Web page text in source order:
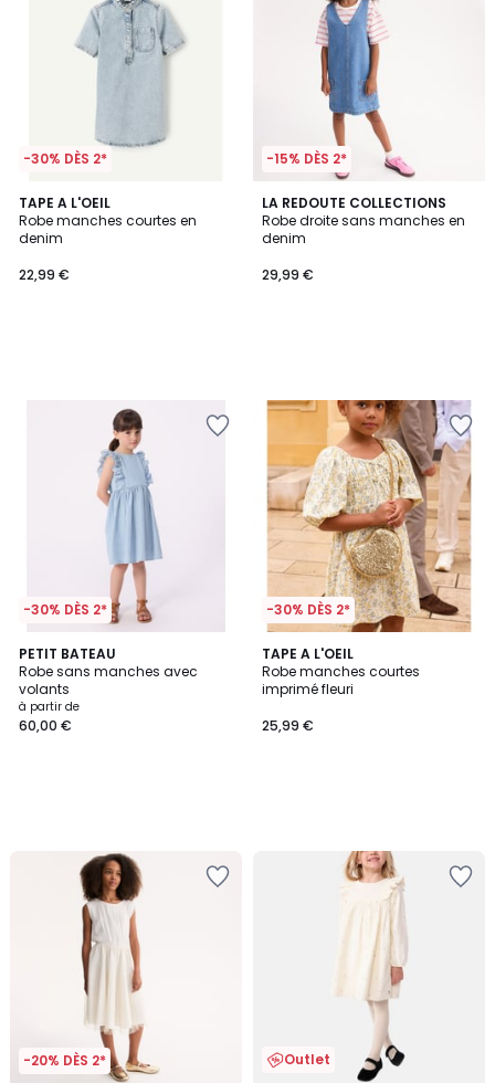
-30% DÈS 2*
TAPE A L'OEIL
Robe manches courtes en
denim
22,99 €
-15% DÈS 2*
LA REDOUTE COLLECTIONS
Robe droite sans manches en
denim
29,99 €
-30% DÈS 2*
PETIT BATEAU
Robe sans manches avec
volants
à partir de
60,00 €
-30% DÈS 2*
TAPE A L'OEIL
Robe manches courtes
imprimé fleuri
25,99 €
-20% DÈS 2* Outlet